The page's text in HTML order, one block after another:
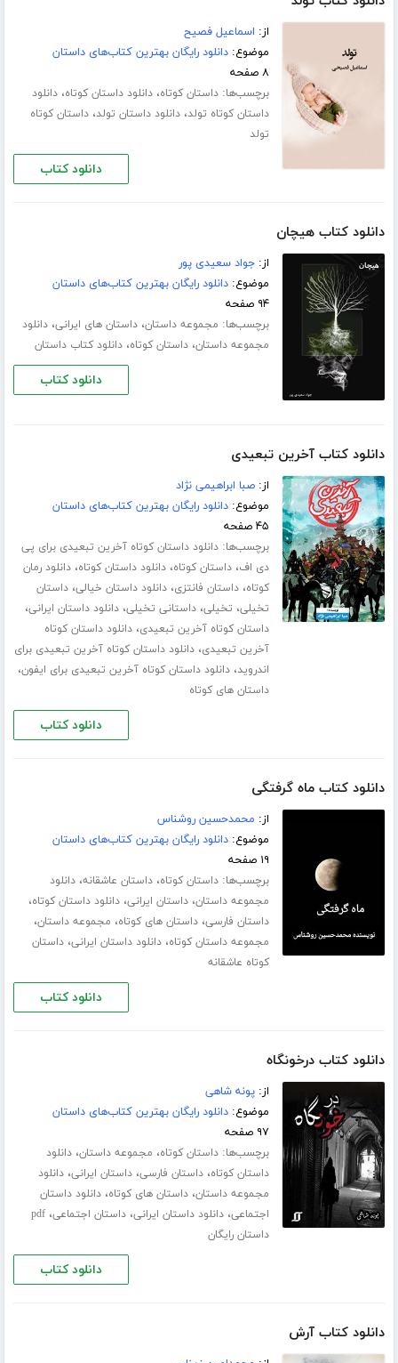
از: اسماعیل فصیح
موضوع:دانلود رایگان بهترین کتاب‌های داستان
۸ صفحه
برچسب‌ها:داستان کوتاه،دانلود داستان کوتاه،دانلود
داستان کوتاه تولد،دانلود داستان تولد،داستان کوتاه
تولد
دانلود کتاب
دانلود کتاب هیچان
از:جواد سعیدی پور
موضوع:دانلود رایگان بهترین کتاب‌های داستان
۹۴ صفحه
برچسب‌ها: مجموعه داستان،داستان های ایرانی،دانلود
مجموعه داستان،داستان کوتاه،دانلود کتاب داستان
دانلود کتاب
دانلود کتاب آخرین تبعیدی
از:صبا ابراهیمی نژاد
موضوع:دانلود رایگان بهترین کتاب‌های داستان
۴۵ صفحه
برچسب‌ها:دانلود داستان کوتاه آخرین تبعیدی برای پی
دی اف،داستان کوتاه،دانلود داستان کوتاه،دانلود رمان
کوتاه،داستان فانتزی،دانلود داستان خیالی،داستان
تخیلی، تخیلی،داستانی تخیلی،دانلود داستان ایرانی،
داستان کوتاه آخرین تبعیدی،دانلود داستان کوتاه
آخرین تبعیدی،دانلود داستان کوتاه آخرین تبعیدی برای
اندروید،دانلود داستان کوتاه آخرین تبعیدی برای ایفون،
داستان های کوتاه
دانلود کتاب
دانلود کتاب ماه گرفتگی
از: محمدحسین روشناس
موضوع:دانلود رایگان بهترین کتاب‌های داستان
۱۹ صفحه
برچسب‌ها:داستان کوتاه،داستان عاشقانه،دانلود
مجموعه داستان،داستان ایرانی،دانلود داستان کوتاه،
داستان فارسی،داستان های کوتاه، مجموعه داستان،
مجموعه داستان کوتاه،دانلود داستان ایرانی،داستان
کوتاه عاشقانه
دانلود کتاب
دانلود کتاب درخونگاه
از:پونه شاهی
موضوع:دانلود رایگان بهترین کتاب‌های داستان
۹۷ صفحه
برچسب‌ها:داستان کوتاه، مجموعه داستان،دانلود
داستان کوتاه،داستان فارسی،داستان ایرانی،دانلود
مجموعه داستان،داستان های کوتاه،دانلود داستان
اجتماعی،دانلود داستان ایرانی،داستان اجتماعی،pdf
داستان رایگان
دانلود کتاب
دانلود کتاب آرش